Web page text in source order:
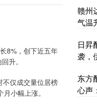
8%，创下近五年
升。
仅成交量位居榜
小幅上涨。
赣州
气温
日昇
袭，
东方
心声